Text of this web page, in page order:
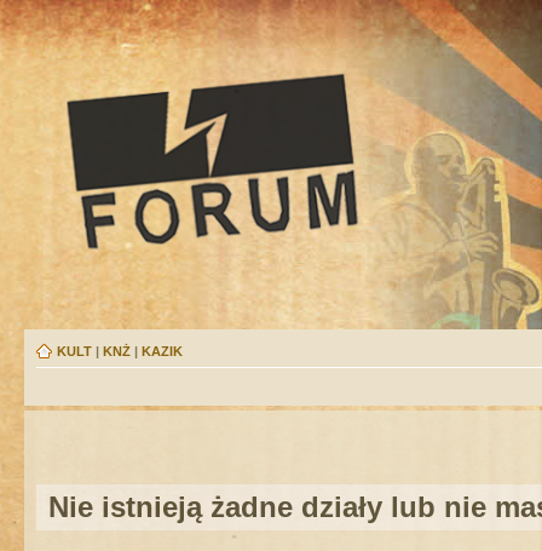
KULT | KNŻ | KAZIK
Nie istnieją żadne działy lub nie